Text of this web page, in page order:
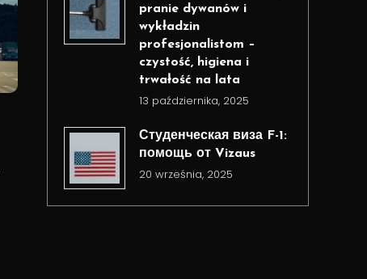
pranie dywanów i
wykładzin
profesjonalistom –
czystość, higiena i
trwałość na lata
13 października, 2025
Студенческая виза F-1:
помощь от Vizaus
20 września, 2025